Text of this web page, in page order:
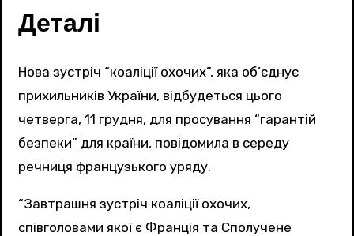
Деталі
Нова зустріч “коаліції охочих”, яка об’єднує
прихильників України, відбудеться цього
четверга, 11 грудня, для просування “гарантій
безпеки” для країни, повідомила в середу
речниця французького уряду.
“Завтрашня зустріч коаліції охочих,
співголовами якої є Франція та Сполучене